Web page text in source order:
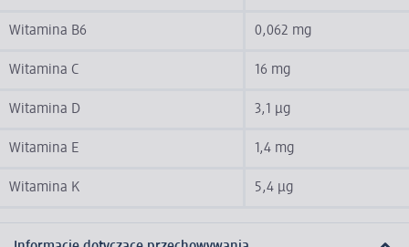
Witamina B6 0,062 mg
Witamina C 16 mg
Witamina D 3,1 µg
Witamina E 1,4 mg
Witamina K 5,4 µg